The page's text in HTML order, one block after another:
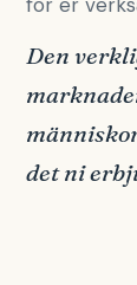
Den
det ni